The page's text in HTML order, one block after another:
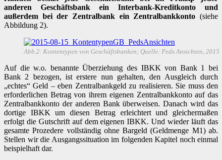
anderen Geschäftsbank ein Interbank-Kreditkonto und
außerdem bei der Zentralbank ein Zentralbankkonto (siehe
Abbildung 2).
Abb.2: Kontentypen von Geschäftsbanken; Quelle: Peds Ansichten, 2015
Auf die w.o. benannte Überziehung des IBKK von Bank 1 bei
Bank 2 bezogen, ist erstere nun gehalten, den Ausgleich durch
„echtes“ Geld – eben Zentralbankgeld zu realisieren. Sie muss den
erforderlichen Betrag von ihrem eigenen Zentralbankkonto auf das
Zentralbankkonto der anderen Bank überweisen. Danach wird das
dortige IBKK um diesen Betrag erleichtert und gleichermaßen
erfolgt die Gutschrift auf dem eigenen IBKK. Und wieder läuft das
gesamte Prozedere vollständig ohne Bargeld (Geldmenge M1) ab.
Stellen wir die Ausgangssituation im folgenden Kapitel noch einmal
beispielhaft dar.